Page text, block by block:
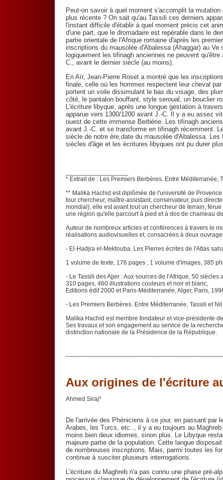
Peut-on savoir à quel moment s'accomplit la
plus récente ? On sait qu'au Tassili ces derniers
l'instant difficile d'établir à quel moment précis cet
d'une part, que le dromadaire est repérable dans le
partie orientale de l'Afrique romaine d'après les
inscriptions du mausolée d'Abalessa (Ahaggar) au
logiquement les tifinagh anciennes ne peuvent
C., avant le dernier siècle (au moins).
En Aïr, Jean-Pierre Roset a montré que les
finale, celle où les hommes respectent leur cheval
portent un voile dissimulant le bas du visage, des
côté, le pantalon bouffant, style seroual, un bouclier
L'écriture libyque, après une longue gestation à
apparue vers 1300/1200 avant J.-C. Il y a eu assez
ouest de cette immense Berbérie. Les tifinagh
avant J.-C. et se transforme en tifinagh récemment.
siècle de notre ère,date du mausolée d'Abalessa.
siècles d'âge et les écritures libyques ont pu durer
* Extrait de : Les Premiers Berbères. Entre Méditerranée,
** Malika Hachid est diplômée de l'université de
tour chercheur, maître-assistant, conservateur, puis
mondial), elle est avant tout un chercheur de terrain,
une région qu'elle parcourt à pied et à dos de chameau
Auteur de nombreux articles et conférences à travers le
réalisations audiovisuelles et, consacrées à deux
- El-Hadjra el-Mektouba. Les Pierres écrites de l'Atlas
1 volume de texte, 176 pages ; 1 volume d'images, 385
- Le Tassili des Ajjer : Aux sources de l'Afrique, 50 siècles
310 pages, 460 illustrations couleurs et noir et blanc,
Editions édif 2000 et Paris-Méditerranée, Alger, Paris,
- Les Premiers Berbères. Entre Méditerranée, Tassili et
Malika Hachid est membre fondateur et vice-présidente
Ses travaux et son engagement au service de la
distinction nationale de la Présidence de la République.
Aux origines de l'écriture
Ahmed Siraj*
De l'arrivée des Phéniciens à ce jour, en passant par
Arabes, les Turcs, etc.., il y a eu toujours au
moins bien deux idiomes, sinon plus. Le Libyque
majeure partie de la population. Cette langue
de nombreuses inscriptions. Mais, parmi toutes les
continue à susciter plusieurs interrogations.
L'écriture du Maghreb n'a pas connu une phase pré-